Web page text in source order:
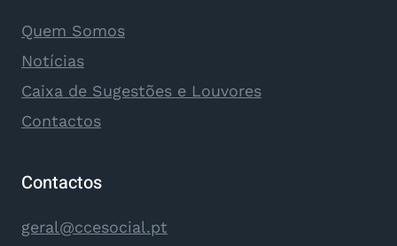
Quem Somos
Notícias
Caixa de Sugestões e Louvores
Contactos
Contactos
geral@ccesocial.pt